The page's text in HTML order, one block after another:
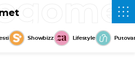
Showbizz Lifestyle